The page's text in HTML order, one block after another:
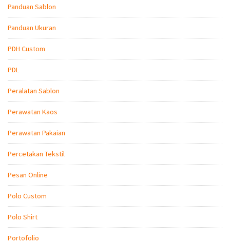
Panduan Sablon
Panduan Ukuran
PDH Custom
PDL
Peralatan Sablon
Perawatan Kaos
Perawatan Pakaian
Percetakan Tekstil
Pesan Online
Polo Custom
Polo Shirt
Portofolio